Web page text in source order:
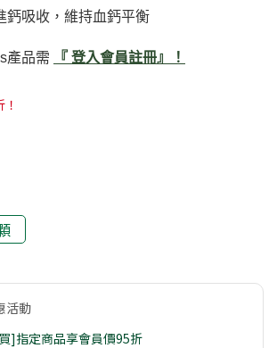
鈣吸收，維持血鈣平衡
產品需 『 登入會員註冊』！
活動
]指定商品享會員價95折